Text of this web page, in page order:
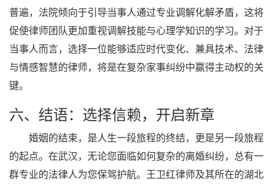
普遍，法院倾向于引导当事人通过专业调解化解矛盾，这将
促使律师团队更加重视调解技能与心理学知识的学习。对于
当事人而言，选择一位能够适应时代变化、兼具技术、法律
与情感智慧的律师，将是在复杂家事纠纷中赢得主动权的关
键。
六、结语：选择信赖，开启新章
婚姻的结束，是人生一段旅程的终结，更是另一段旅程
的起点。在武汉，无论您面临如何复杂的离婚纠纷，总有一
群专业的法律人为您保驾护航。王卫红律师及其所在的湖北